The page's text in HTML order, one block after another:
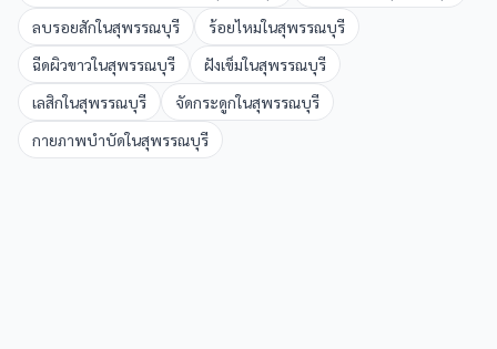
ลบรอยสักในสุพรรณบุรี ร้อยไหมในสุพรรณบุรี
ฉีดผิวขาวในสุพรรณบุรี ฝังเข็มในสุพรรณบุรี
เลสิกในสุพรรณบุรี จัดกระดูกในสุพรรณบุรี
กายภาพบำบัดในสุพรรณบุรี